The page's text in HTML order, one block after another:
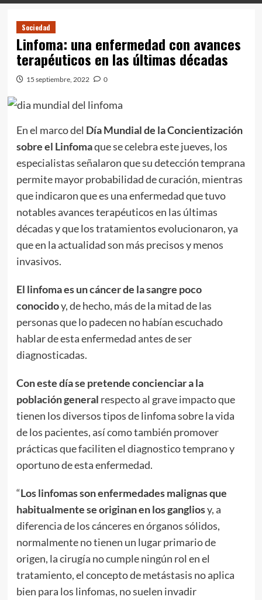
Sociedad
Linfoma: una enfermedad con avances
terapéuticos en las últimas décadas
15 septiembre, 2022 0
En el marco del Día Mundial de la Concientización
sobre el Linfomaque se celebra este jueves, los
especialistas señalaron que su detección temprana
permite mayor probabilidad de curación, mientras
que indicaron que es una enfermedad que tuvo
notables avances terapéuticos en las últimas
décadas y que los tratamientos evolucionaron, ya
que en la actualidad son más precisos y menos
invasivos.
El linfoma es un cáncer de la sangre poco
conocidoy, de hecho, más de la mitad de las
personas que lo padecen no habían escuchado
hablar de esta enfermedad antes de ser
diagnosticadas.
Con este día se pretende concienciar a la
población general respecto al grave impacto que
tienen los diversos tipos de linfoma sobre la vida
de los pacientes, así como también promover
prácticas que faciliten el diagnostico temprano y
oportuno de esta enfermedad.
“Los linfomas son enfermedades malignas que
habitualmente se originan en los gangliosy, a
diferencia de los cánceres en órganos sólidos,
normalmente no tienen un lugar primario de
origen, la cirugía no cumple ningún rol en el
tratamiento, el concepto de metástasis no aplica
bien para los linfomas, no suelen invadir